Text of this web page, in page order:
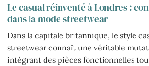
Le casual réinventé à Londres :
dans la mode streetwear
Dans la capitale britannique, le style
streetwear connaît une véritable
intégrant des pièces fonctionnelles